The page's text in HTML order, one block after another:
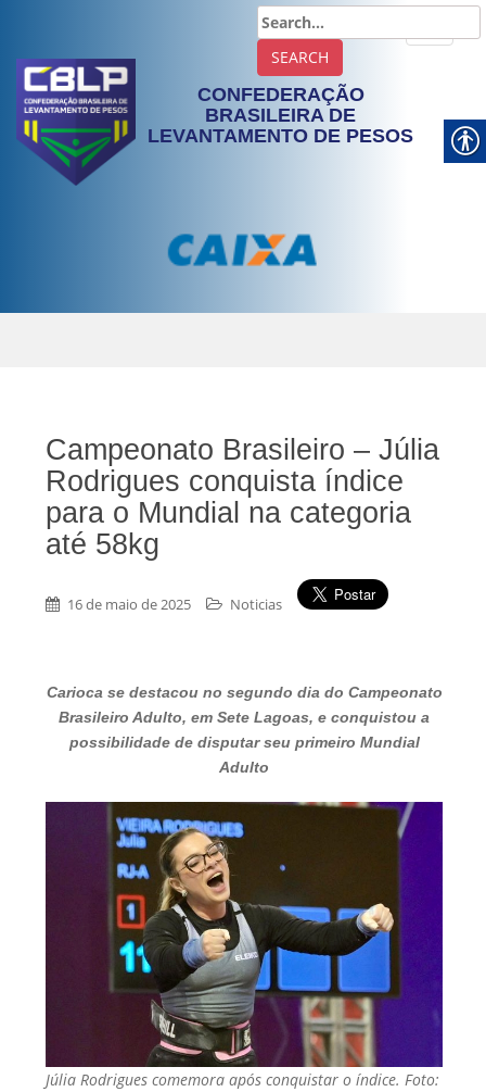
CONFEDERAÇÃO
BRASILEIRA DE
LEVANTAMENTO DE PESOS
Campeonato Brasileiro – Júlia
Rodrigues conquista índice
para o Mundial na categoria
até 58kg
16 de maio de 2025 Noticias
Carioca se destacou no segundo dia do Campeonato
Brasileiro Adulto, em Sete Lagoas, e conquistou a
possibilidade de disputar seu primeiro Mundial
Adulto
Júlia Rodrigues comemora após conquistar o índice. Foto: